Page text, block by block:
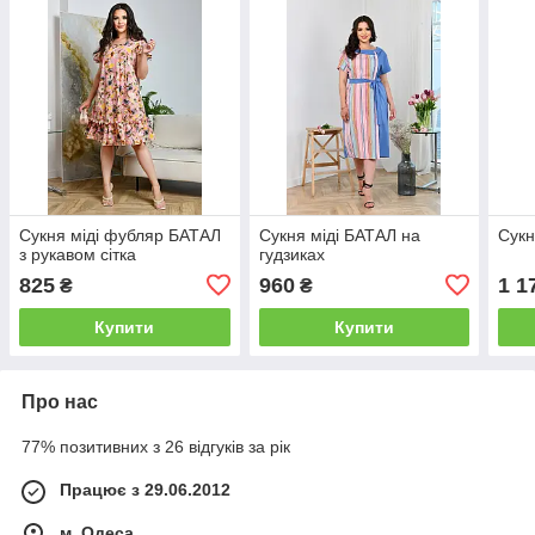
Сукня міді фубляр БАТАЛ
з рукавом сітка
825 ₴
Купити
Сукня міді БАТАЛ на
гудзиках
960₴
Купити
1
Про нас
77% позитивних з 26 відгуків за рік
Працює з 29.06.2012